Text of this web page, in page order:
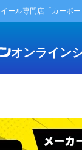
ール専門店「カーポー
オンライン